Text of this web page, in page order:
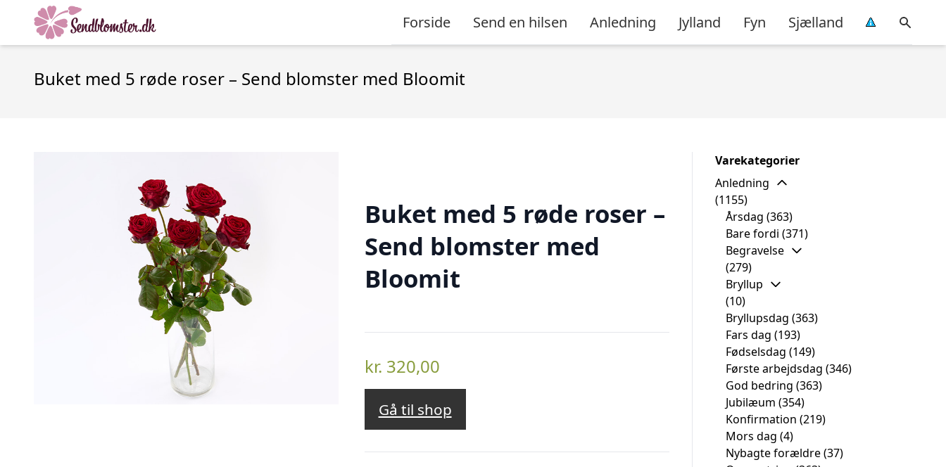
Forside Send en hilsen Anledning Jylland Fyn Sjælland
Buket med 5 røde roser – Send blomster med Bloomit
Buket med 5 røde roser –
Send blomster med
Bloomit
kr. 320,00
Gå til shop
Varekategorier
Anledning
(1155)
Årsdag (363)
Bare fordi (371)
Begravelse
(279)
Bryllup
(10)
Bryllupsdag (363)
Fars dag (193)
Fødselsdag (149)
Første arbejdsdag (346)
God bedring (363)
Jubilæum (354)
Konfirmation (219)
Mors dag (4)
Nybagte forældre(37)